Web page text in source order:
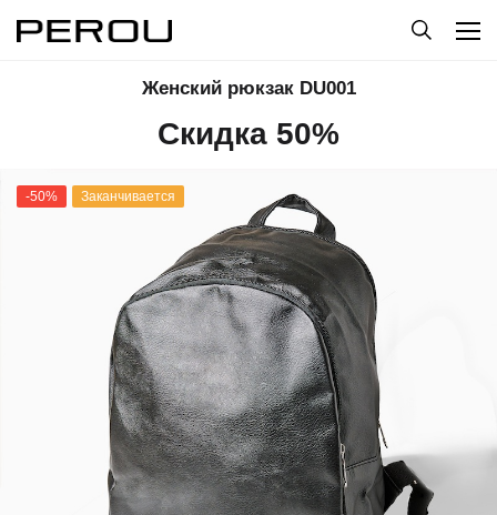
Женский рюкзак DU001
Скидка 50%
-50% Заканчивается